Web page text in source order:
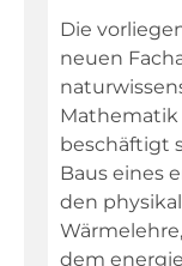
Sport
Technik
Textillehre
Die
neuen
beschäftigt
Baus eines
den
Wärmelehre,
dem